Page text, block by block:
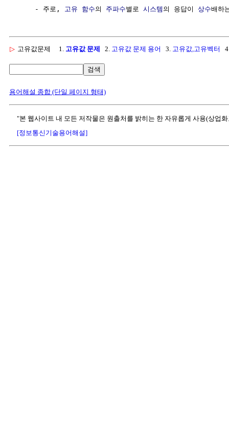
     - 주로,
고유 함수의 주파수별로 시스템 의 응답이 상수배하
▷ 고유값문제 1. 고유값 문제 2. 고유값 문제 용어 3. 고유값,고유벡터
검색
용어해설 종합 (단일 페이지 형태)
"본 웹사이트 내 모든 저작물은 원출처를 밝히는 한 자유롭게 사용(상업
[정보통신기술용어해설]